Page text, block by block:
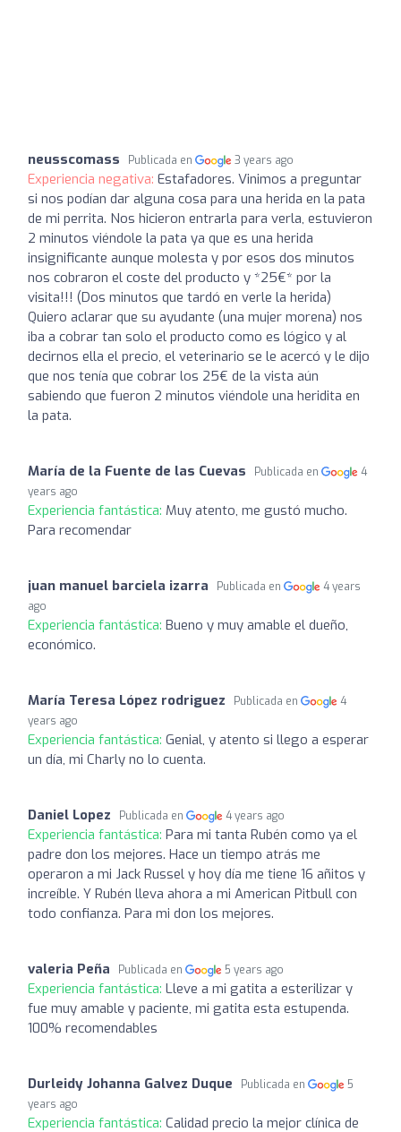
neusscomass Publicada en 3 years ago
Experiencia negativa: Estafadores. Vinimos a preguntar
si nos podían dar alguna cosa para una herida en la pata
de mi perrita. Nos hicieron entrarla para verla, estuvieron
2 minutos viéndole la pata ya que es una herida
insignificante aunque molesta y por esos dos minutos
nos cobraron el coste del producto y *25€* por la
visita!!! (Dos minutos que tardó en verle la herida)
Quiero aclarar que su ayudante (una mujer morena) nos
iba a cobrar tan solo el producto como es lógico y al
decirnos ella el precio, el veterinario se le acercó y le dijo
que nos tenía que cobrar los 25€ de la vista aún
sabiendo que fueron 2 minutos viéndole una heridita en
la pata.
María de la Fuente de las Cuevas Publicada en
4
years ago
Experiencia fantástica: Muy atento, me gustó mucho.
Para recomendar
juan manuel barciela izarra Publicada en
4 years
ago
Experiencia fantástica: Bueno y muy amable el dueño,
económico.
María Teresa López rodriguez Publicada en
4
years ago
Experiencia fantástica: Genial, y atento si llego a esperar
un día, mi Charly no lo cuenta.
Daniel Lopez Publicada en 4 years ago
Experiencia fantástica: Para mi tanta Rubén como ya el
padre don los mejores. Hace un tiempo atrás me
operaron a mi Jack Russel y hoy día me tiene 16 añitos y
increíble. Y Rubén lleva ahora a mi American Pitbull con
todo confianza. Para mi don los mejores.
valeria Peña Publicada en 5 years ago
Experiencia fantástica: Lleve a mi gatita a esterilizar y
fue muy amable y paciente, mi gatita esta estupenda.
100% recomendables
Durleidy Johanna Galvez Duque Publicada en
5
years ago
Experiencia fantástica: Calidad precio la mejor clínica de